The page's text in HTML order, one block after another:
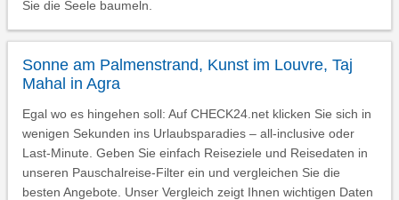
Sie die Seele baumeln.
Sonne am Palmenstrand, Kunst im Louvre, Taj
Mahal in Agra
Egal wo es hingehen soll: Auf CHECK24.net klicken Sie sich in
wenigen Sekunden ins Urlaubsparadies – all-inclusive oder
Last-Minute. Geben Sie einfach Reiseziele und Reisedaten in
unseren Pauschalreise-Filter ein und vergleichen Sie die
besten Angebote. Unser Vergleich zeigt Ihnen wichtigen Daten